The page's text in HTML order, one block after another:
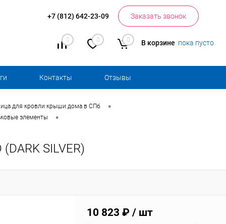
+7 (812) 642-23-09 Заказать звонок
0 0 0 В корзине пока пусто
Контакты Отзывы
для кровли крыши дома в СПб •
элементы •
SILVER)
10 823 ₽ / шт